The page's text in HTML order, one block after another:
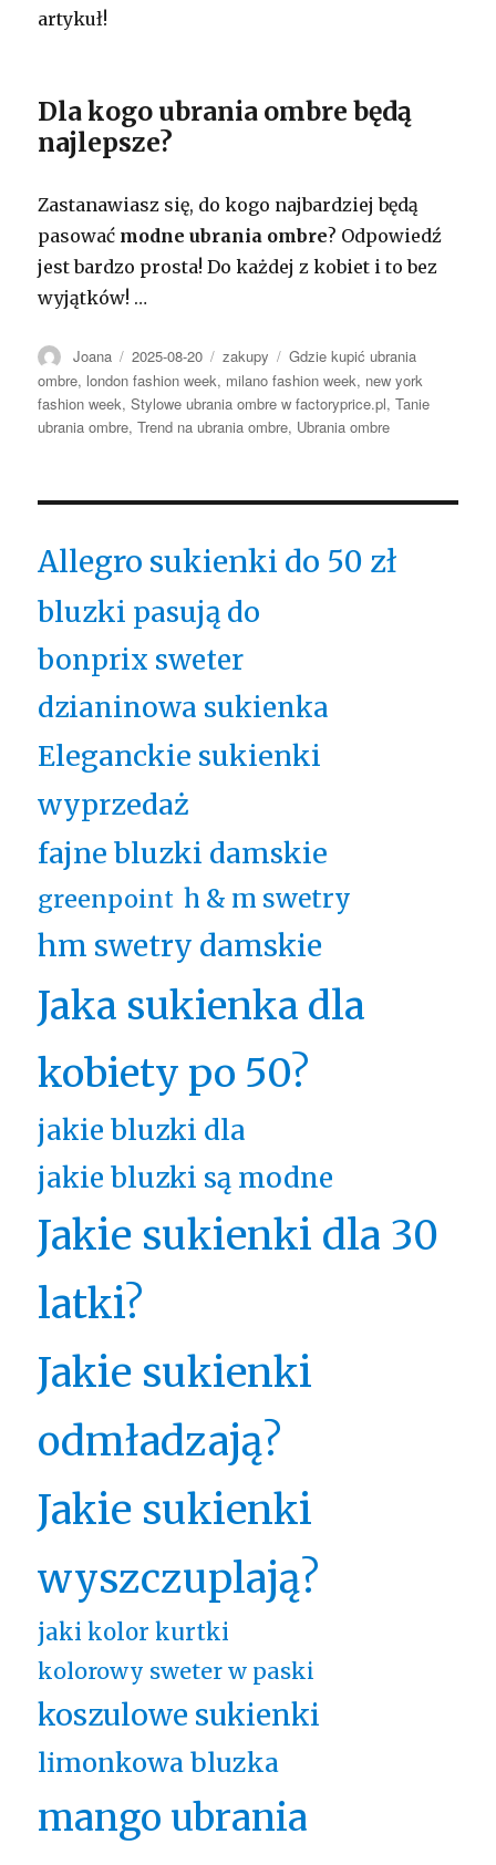
artykuł!
Dla kogo ubrania ombre będą
najlepsze?
Zastanawiasz się, do kogo najbardziej będą
pasować modne ubrania ombre? Odpowiedź
jest bardzo prosta! Do każdej z kobiet i to bez
wyjątków! …
Autor
Joana Opublikowano
2025-08-20 Kategorie
zakupy Tagi
Gdzie kupić ubrania
ombre, london fashion week, milano fashion week, new york
fashion week,Stylowe ubrania ombre w factoryprice.pl,Tanie
ubrania ombre,Trend na ubrania ombre, Ubrania ombre
Allegro sukienki do 50 zł
bluzki pasują do
bonprix sweter
dzianinowa sukienka
Eleganckie sukienki
wyprzedaż
fajne bluzki damskie
greenpoint h & m swetry
hm swetry damskie
Jaka sukienka dla
kobiety po 50?
jakie bluzki dla
jakie bluzki są modne
Jakie sukienki dla 30
latki?
Jakie sukienki
odmładzają?
Jakie sukienki
wyszczuplają?
jaki kolor kurtki
kolorowy sweter w paski
koszulowe sukienki
limonkowa bluzka
mango ubrania